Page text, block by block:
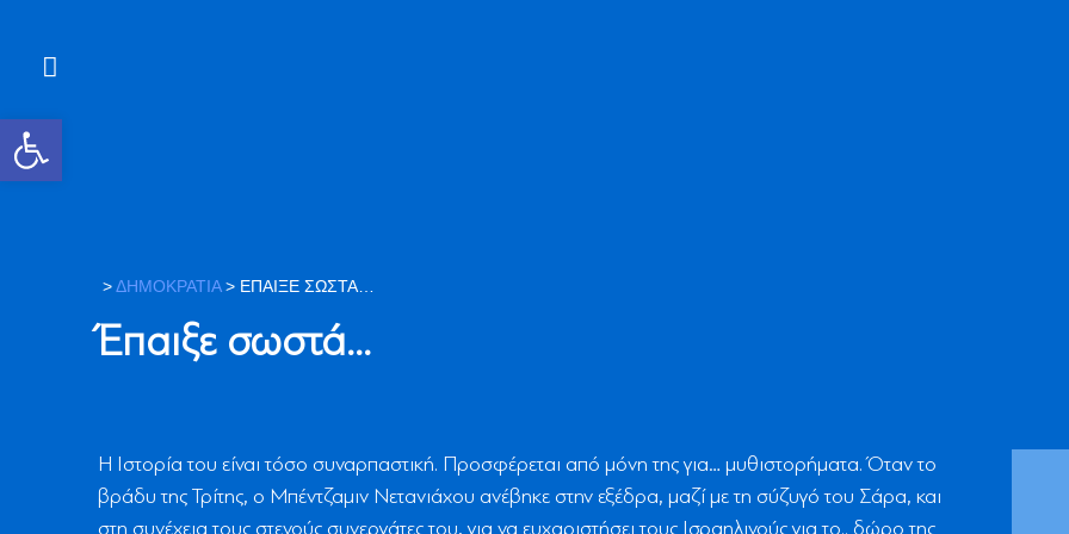
Ανοίξτε τη γραμμή εργαλείων
>ΔΗΜΟΚΡΑΤΙΑ> ΈΠΑΙΞΕ ΣΩΣΤΆ…
Έπαιξε σωστά…
Η Ιστορία του είναι τόσο συναρπαστική. Προσφέρεται από μόνη της για… μυθιστορήματα. Όταν το
βράδυ της Τρίτης, ο Μπέντζαμιν Νετανιάχου ανέβηκε στην εξέδρα, μαζί με τη σύζυγό του Σάρα, και